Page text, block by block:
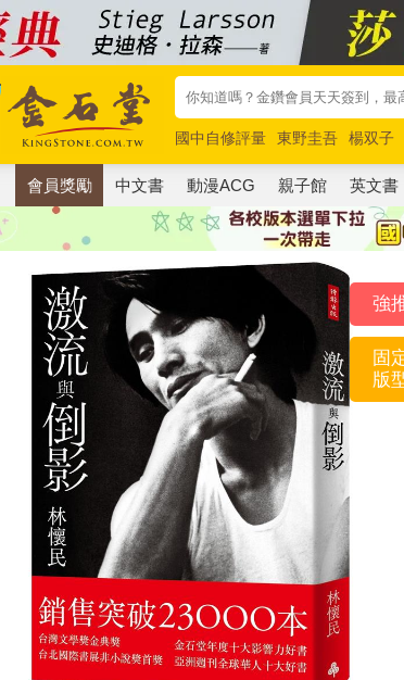
國中自修評量 東野圭吾 楊双子
唯紅花綻放
奧德賽 路邊攤新作
會員獎勵 中文書 動漫ACG 親子館 英文書
強
固
版